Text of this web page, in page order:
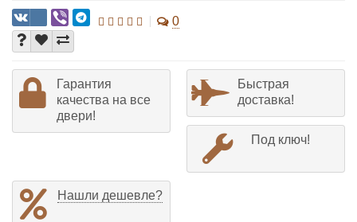
0
Гарантия
качества на все
двери!
Быстрая
доставка!
Под ключ!
Нашли дешевле?